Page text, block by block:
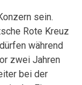
sein.
Rote Kreuz
während
zwei Jahren
bei der